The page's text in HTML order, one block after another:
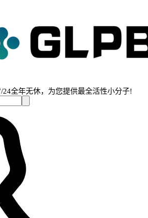
24全年无休，为您提供最全活性小分子!